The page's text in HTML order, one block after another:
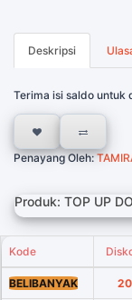
Deskripsi
Terima isi saldo untuk
Penayang Oleh:
Produk: TOP UP
Kode
BELIBANYAK